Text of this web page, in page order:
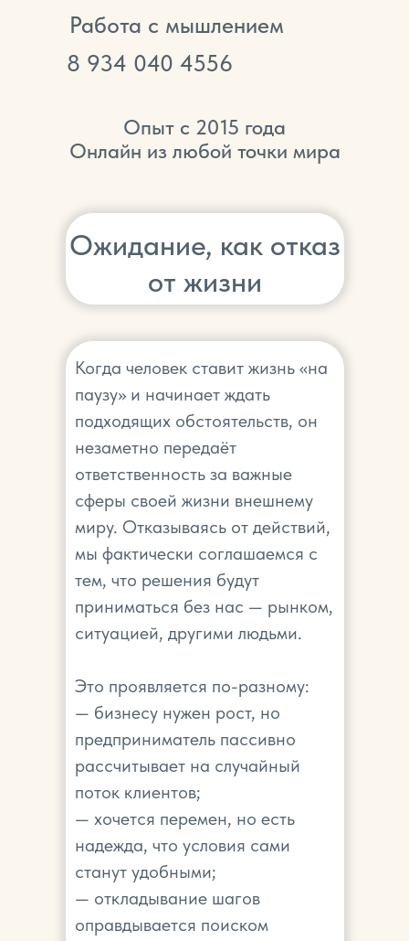
8 934 040 4556
Работа с мышлением
Опыт с 2015 года
Онлайн из любой точки мира
Когда человек ставит жизнь «на
паузу» и начинает ждать
подходящих обстоятельств, он
незаметно передаёт
ответственность за важные
сферы своей жизни внешнему
миру. Отказываясь от действий,
мы фактически соглашаемся с
тем, что решения будут
приниматься без нас — рынком,
ситуацией, другими людьми.
Это проявляется по-разному:
— бизнесу нужен рост, но
предприниматель пассивно
рассчитывает на случайный
поток клиентов;
— хочется перемен, но есть
надежда, что условия сами
станут удобными;
— откладывание шагов
оправдывается поиском
Ожидание, как отказ
от жизни